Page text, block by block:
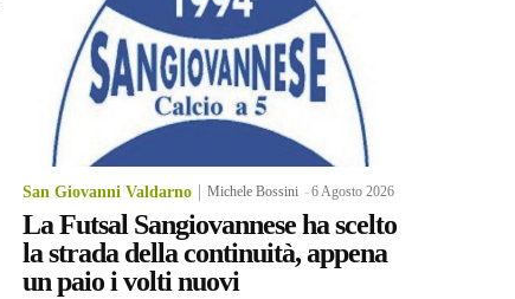
San Giovanni Valdarno Michele Bossini -6 Agosto 2026
La Futsal Sangiovannese ha scelto
la strada della continuità, appena
un paio i volti nuovi